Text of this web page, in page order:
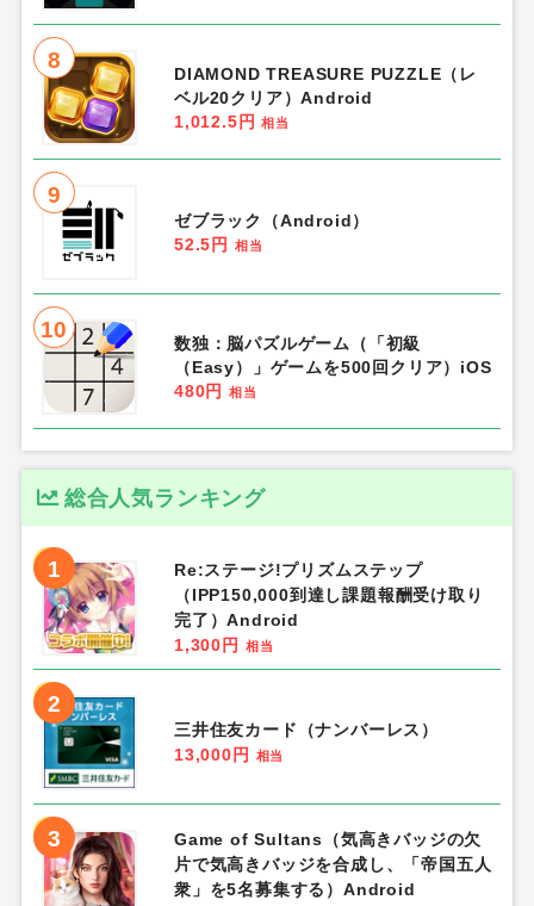
8
DIAMOND TREASURE PUZZLE（レ
ベル20クリア）Android
1,012.5円
相当
9
ゼブラック（Android）
52.5円
相当
10
数独：脳パズルゲーム（「初級
（Easy）」ゲームを500回クリア）iOS
480円
相当
総合人気ランキング
1
Re:ステージ!プリズムステップ
（IPP150,000到達し課題報酬受け取り
完了）Android
1,300円
相当
2
三井住友カード（ナンバーレス）
13,000円
相当
3
Game of Sultans（気高きバッジの欠
片で気高きバッジを合成し、「帝国五人
衆」を5名募集する）Android